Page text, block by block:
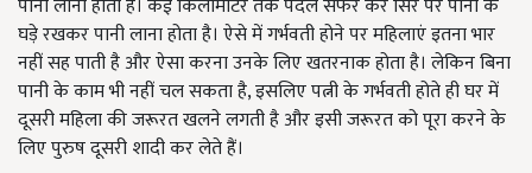
पानी लाना होता है। कई किलोमीटर तक पैदल सफर कर सिर पर पानी के
घड़े रखकर पानी लाना होता है। ऐसे में गर्भवती होने पर महिलाएं इतना भार
नहीं सह पाती है और ऐसा करना उनके लिए खतरनाक होता है। लेकिन बिना
पानी के काम भी नहीं चल सकता है, इसलिए पत्नी के गर्भवती होते ही घर में
दूसरी महिला की जरूरत खलने लगती है और इसी जरूरत को पूरा करने के
लिए पुरुष दूसरी शादी कर लेते हैं।